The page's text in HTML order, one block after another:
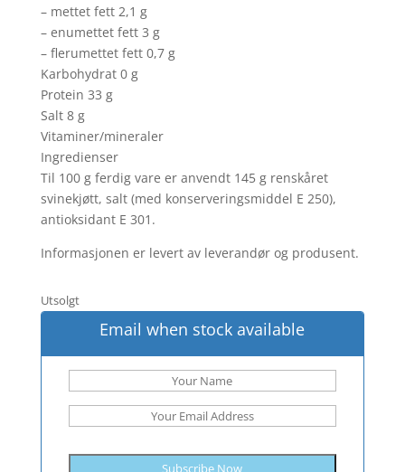
– mettet fett 2,1 g
– enumettet fett 3 g
– flerumettet fett 0,7 g
Karbohydrat 0 g
Protein 33 g
Salt 8 g
Vitaminer/mineraler
Ingredienser
Til 100 g ferdig vare er anvendt 145 g renskåret
svinekjøtt, salt (med konserveringsmiddel E 250),
antioksidant E 301.
Informasjonen er levert av leverandør og produsent.
Utsolgt
Email when stock available
Subscribe Now